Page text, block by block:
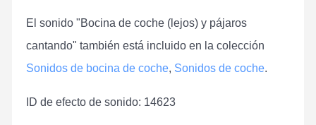
El sonido "Bocina de coche (lejos) y pájaros
cantando" también está incluido en la colección
Sonidos de bocina de coche, Sonidos de coche.
ID de efecto de sonido: 14623